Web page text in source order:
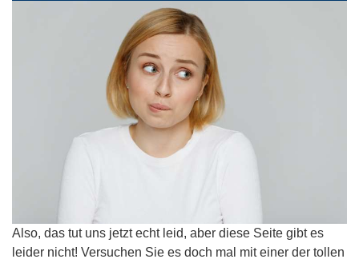
Also, das tut uns jetzt echt leid, aber diese Seite gibt es
leider nicht! Versuchen Sie es doch mal mit einer der tollen